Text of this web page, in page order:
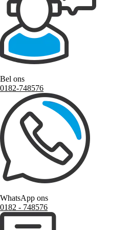
Bel ons
0182-748576
WhatsApp ons
0182 ‑ 748576